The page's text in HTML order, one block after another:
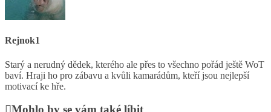
Rejnok1
Starý a nerudný dědek, kterého ale přes to všechno pořád ještě WoT
baví. Hraji ho pro zábavu a kvůli kamarádům, kteří jsou nejlepší
motivací ke hře.
Mohlo by se vám také líbit